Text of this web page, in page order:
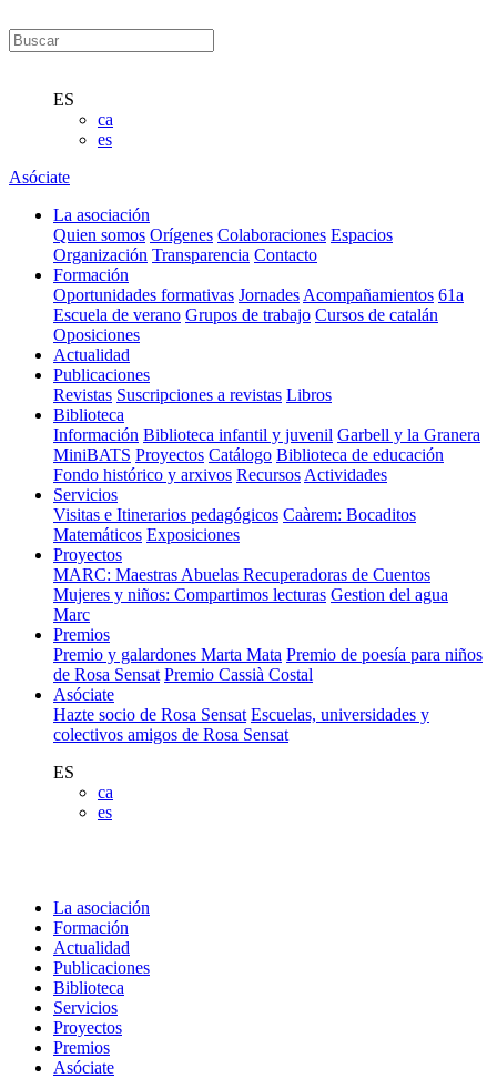
ES
ca
es
Asóciate
La asociación
Quien somos Orígenes Colaboraciones Espacios
Organización Transparencia Contacto
Formación
Oportunidades formativas Jornades Acompañamientos 61a
Escuela de verano Grupos de trabajo Cursos de catalán
Oposiciones
Actualidad
Publicaciones
Revistas Suscripciones a revistas Libros
Biblioteca
Información Biblioteca infantil y juvenil Garbell y la Granera
MiniBATS Proyectos Catálogo Biblioteca de educación
Fondo histórico y arxivos Recursos Actividades
Servicios
Visitas e Itinerarios pedagógicos Caàrem: Bocaditos
Matemáticos Exposiciones
Proyectos
MARC: Maestras Abuelas Recuperadoras de Cuentos
Mujeres y niños: Compartimos lecturas Gestion del agua
Marc
Premios
Premio y galardones Marta Mata Premio de poesía para niños
de Rosa Sensat Premio Cassià Costal
Asóciate
Hazte socio de Rosa Sensat Escuelas, universidades y
colectivos amigos de Rosa Sensat
ES
ca
es
La asociación
Formación
Actualidad
Publicaciones
Biblioteca
Servicios
Proyectos
Premios
Asóciate